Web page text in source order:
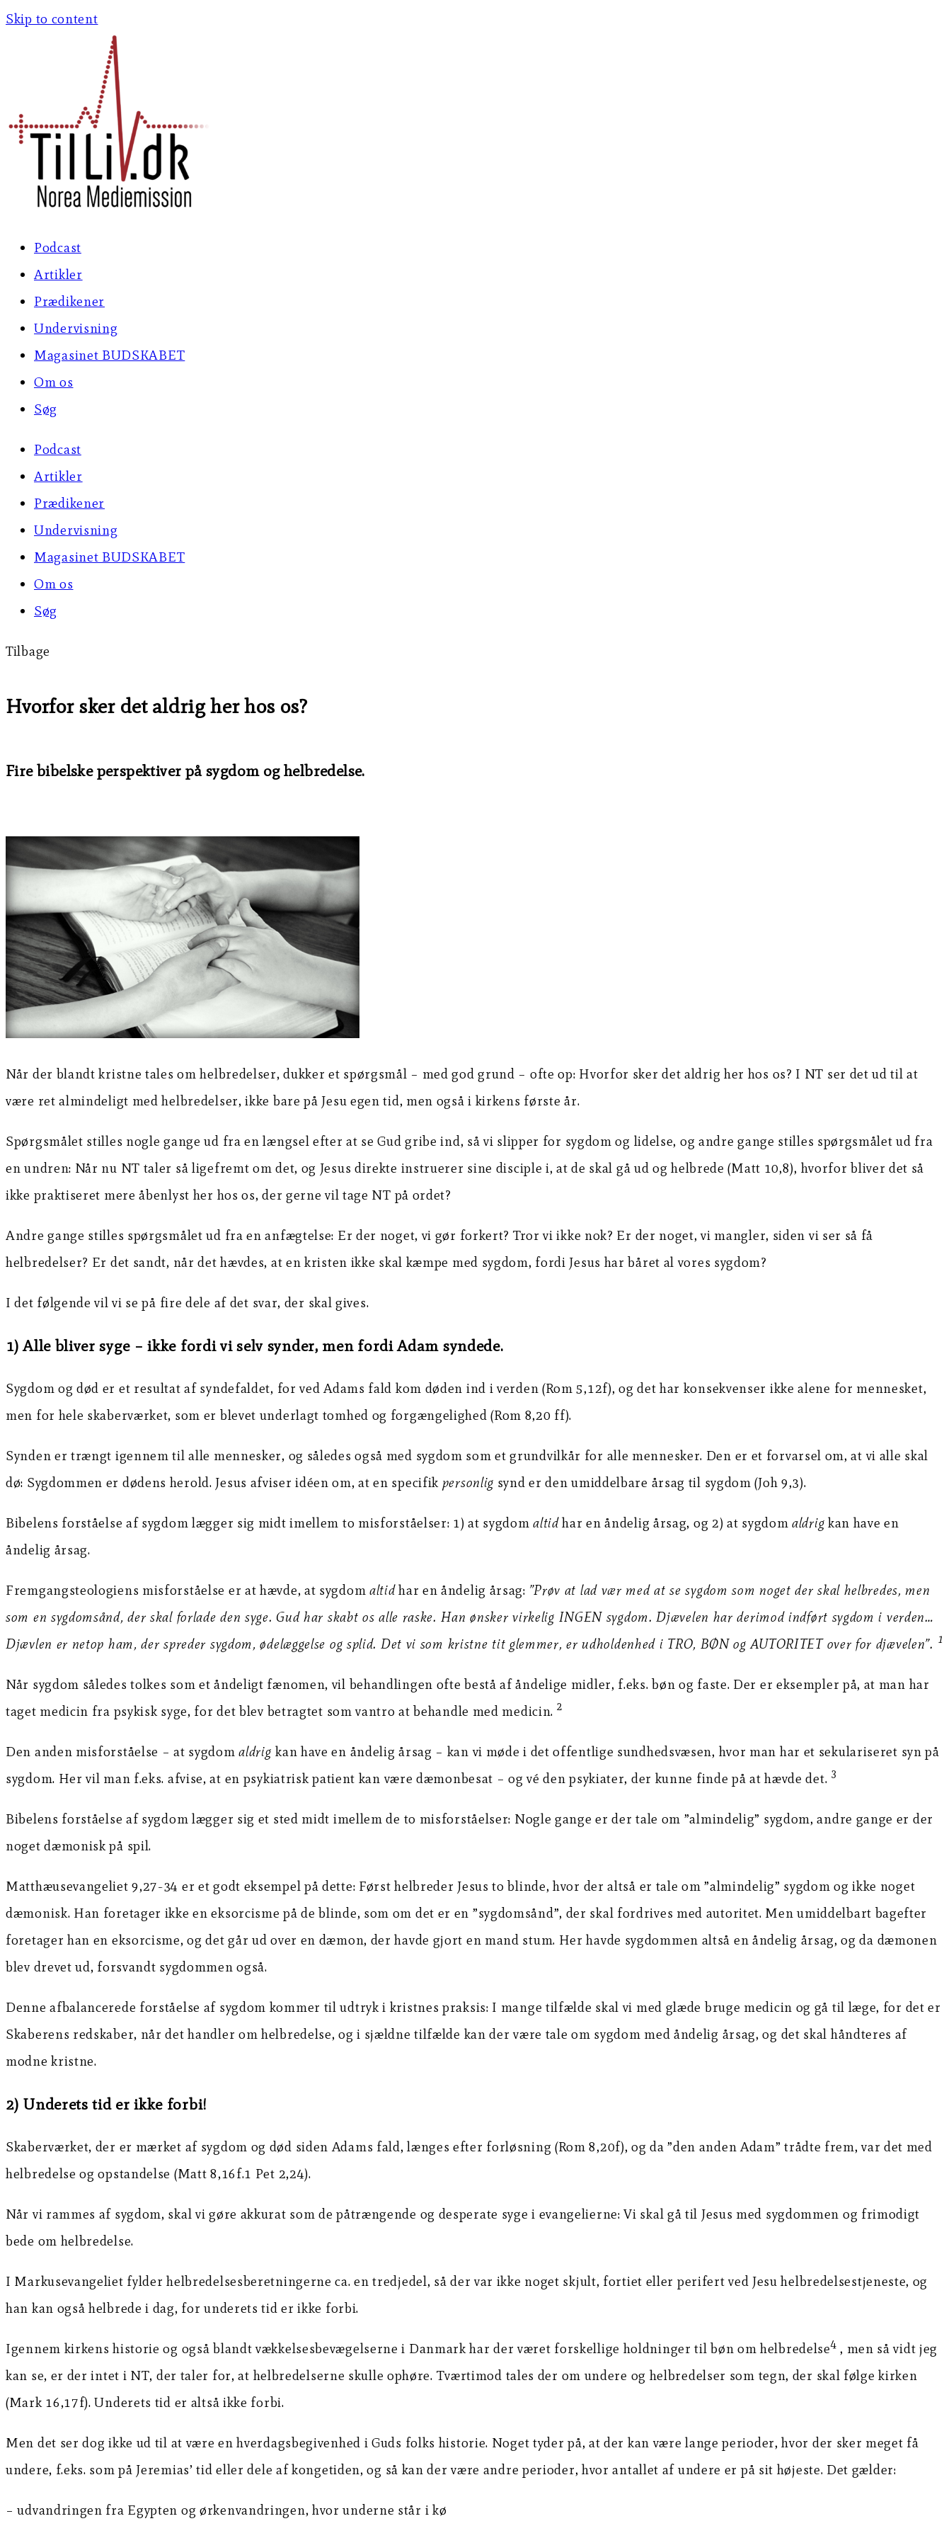
Skip to content
Podcast
Artikler
Prædikener
Undervisning
Magasinet BUDSKABET
Om os
Søg
Podcast
Artikler
Prædikener
Undervisning
Magasinet BUDSKABET
Om os
Søg
Tilbage
Hvorfor sker det aldrig her hos os?
Fire bibelske perspektiver på sygdom og helbredelse.
Når der blandt kristne tales om helbredelser, dukker et spørgsmål – med god grund – ofte op: Hvorfor sker det aldrig her hos os? I NT ser det ud til at
være ret almindeligt med helbredelser, ikke bare på Jesu egen tid, men også i kirkens første år.
Spørgsmålet stilles nogle gange ud fra en længsel efter at se Gud gribe ind, så vi slipper for sygdom og lidelse, og andre gange stilles spørgsmålet ud fra
en undren: Når nu NT taler så ligefremt om det, og Jesus direkte instruerer sine disciple i, at de skal gå ud og helbrede (Matt 10,8), hvorfor bliver det så
ikke praktiseret mere åbenlyst her hos os, der gerne vil tage NT på ordet?
Andre gange stilles spørgsmålet ud fra en anfægtelse: Er der noget, vi gør forkert? Tror vi ikke nok? Er der noget, vi mangler, siden vi ser så få
helbredelser? Er det sandt, når det hævdes, at en kristen ikke skal kæmpe med sygdom, fordi Jesus har båret al vores sygdom?
I det følgende vil vi se på fire dele af det svar, der skal gives.
1) Alle bliver syge – ikke fordi vi selv synder, men fordi Adam syndede.
Sygdom og død er et resultat af syndefaldet, for ved Adams fald kom døden ind i verden (Rom 5,12f), og det har konsekvenser ikke alene for mennesket,
men for hele skaberværket, som er blevet underlagt tomhed og forgængelighed (Rom 8,20 ff).
Synden er trængt igennem til alle mennesker, og således også med sygdom som et grundvilkår for alle mennesker. Den er et forvarsel om, at vi alle skal
dø: Sygdommen er dødens herold. Jesus afviser idéen om, at en specifik personlig synd er den umiddelbare årsag til sygdom (Joh 9,3).
Bibelens forståelse af sygdom lægger sig midt imellem to misforståelser: 1) at sygdomaltidhar en åndelig årsag, og 2) at sygdomaldrig kan have en
åndelig årsag.
Fremgangsteologiens misforståelse er at hævde, at sygdom altidhar en åndelig årsag: ”Prøv at lad vær med at se sygdom som noget der skal helbredes, men
som en sygdomsånd, der skal forlade den syge. Gud har skabt os alle raske. Han ønsker virkelig INGEN sygdom. Djævelen har derimod indført sygdom i verden…
Djævlen er netop ham, der spreder sygdom, ødelæggelse og splid. Det vi som kristne tit glemmer, er udholdenhed i TRO, BØN og AUTORITET over for djævelen”. 1
Når sygdom således tolkes som et åndeligt fænomen, vil behandlingen ofte bestå af åndelige midler, f.eks. bøn og faste. Der er eksempler på, at man har
taget medicin fra psykisk syge, for det blev betragtet som vantro at behandle med medicin. 2
Den anden misforståelse – at sygdomaldrigkan have en åndelig årsag – kan vi møde i det offentlige sundhedsvæsen, hvor man har et sekulariseret syn på
sygdom. Her vil man f.eks. afvise, at en psykiatrisk patient kan være dæmonbesat – og vé den psykiater, der kunne finde på at hævde det. 3
Bibelens forståelse af sygdom lægger sig et sted midt imellem de to misforståelser: Nogle gange er der tale om ”almindelig” sygdom, andre gange er der
noget dæmonisk på spil.
Matthæusevangeliet 9,27-34 er et godt eksempel på dette: Først helbreder Jesus to blinde, hvor der altså er tale om ”almindelig” sygdom og ikke noget
dæmonisk. Han foretager ikke en eksorcisme på de blinde, som om det er en ”sygdomsånd”, der skal fordrives med autoritet. Men umiddelbart bagefter
foretager han en eksorcisme, og det går ud over en dæmon, der havde gjort en mand stum. Her havde sygdommen altså en åndelig årsag, og da dæmonen
blev drevet ud, forsvandt sygdommen også.
Denne afbalancerede forståelse af sygdom kommer til udtryk i kristnes praksis: I mange tilfælde skal vi med glæde bruge medicin og gå til læge, for det er
Skaberens redskaber, når det handler om helbredelse, og i sjældne tilfælde kan der være tale om sygdom med åndelig årsag, og det skal håndteres af
modne kristne.
2) Underets tid er ikke forbi!
Skaberværket, der er mærket af sygdom og død siden Adams fald, længes efter forløsning (Rom 8,20f), og da ”den anden Adam” trådte frem, var det med
helbredelse og opstandelse (Matt 8,16f.1 Pet 2,24).
Når vi rammes af sygdom, skal vi gøre akkurat som de påtrængende og desperate syge i evangelierne: Vi skal gå til Jesus med sygdommen og frimodigt
bede om helbredelse.
I Markusevangeliet fylder helbredelsesberetningerne ca. en tredjedel, så der var ikke noget skjult, fortiet eller perifert ved Jesu helbredelsestjeneste, og
han kan også helbrede i dag, for underets tid er ikke forbi.
Igennem kirkens historie og også blandt vækkelsesbevægelserne i Danmark har der været forskellige holdninger til bøn om helbredelse4 , men så vidt jeg
kan se, er der intet i NT, der taler for, at helbredelserne skulle ophøre. Tværtimod tales der om undere og helbredelser som tegn, der skal følge kirken
(Mark 16,17f). Underets tid er altså ikke forbi.
Men det ser dog ikke ud til at være en hverdagsbegivenhed i Guds folks historie. Noget tyder på, at der kan være lange perioder, hvor der sker meget få
undere, f.eks. som på Jeremias’ tid eller dele af kongetiden, og så kan der være andre perioder, hvor antallet af undere er på sit højeste. Det gælder:
– udvandringen fra Egypten og ørkenvandringen, hvor underne står i kø